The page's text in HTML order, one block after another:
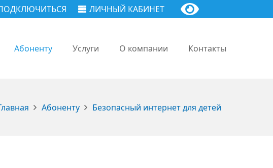
ЛИЧНЫЙ КАБИНЕТ
Абоненту Услуги О компании Контакты
Абоненту Безопасный интернет для детей